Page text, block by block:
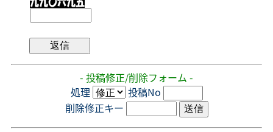
- 投稿修正/削除フォーム -
処理
投稿No
削除修正キー